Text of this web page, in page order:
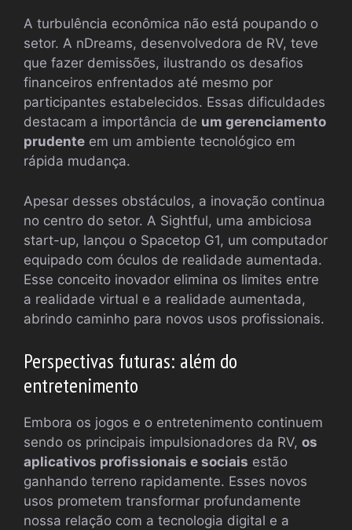
A turbulência econômica não está poupando o
setor. A nDreams, desenvolvedora de RV, teve
que fazer demissões, ilustrando os desafios
financeiros enfrentados até mesmo por
participantes estabelecidos. Essas dificuldades
destacam a importância de um gerenciamento
prudente em um ambiente tecnológico em
rápida mudança.
Apesar desses obstáculos, a inovação continua
no centro do setor. A Sightful, uma ambiciosa
start-up, lançou o Spacetop G1, um computador
equipado com óculos de realidade aumentada.
Esse conceito inovador elimina os limites entre
a realidade virtual e a realidade aumentada,
abrindo caminho para novos usos profissionais.
Perspectivas futuras: além do
entretenimento
Embora os jogos e o entretenimento continuem
sendo os principais impulsionadores da RV, os
aplicativos profissionais e sociais estão
ganhando terreno rapidamente. Esses novos
usos prometem transformar profundamente
nossa relação com a tecnologia digital e a